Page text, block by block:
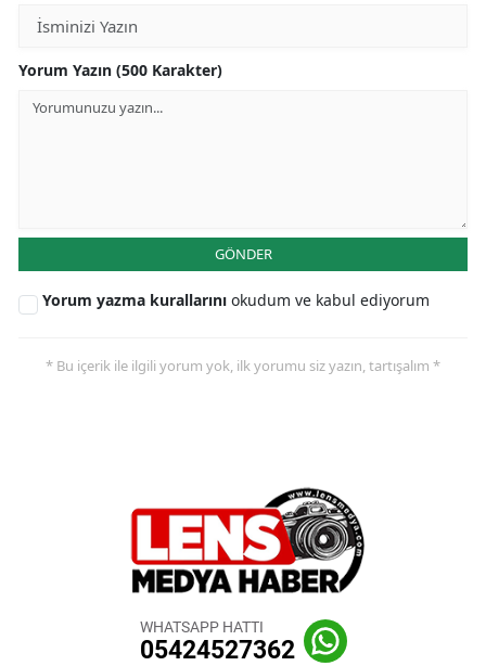
Yorum Yazın (500 Karakter)
GÖNDER
Yorum yazma kurallarını okudum ve kabul ediyorum
* Bu içerik ile ilgili yorum yok, ilk yorumu siz yazın, tartışalım *
WHATSAPP HATTI
05424527362